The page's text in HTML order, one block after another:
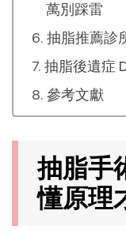
萬別踩雷
抽脂推薦診
抽脂後遺症
參考文獻
抽脂手
懂原理